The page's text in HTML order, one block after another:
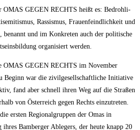
OMAS GEGEN RECHTS heißt es: Bedroh­li­
Ras­sis­mus, Frau­en­feind­lich­keit und
benannt und im Kon­kre­ten auch der poli­ti­sche
orga­ni­siert werden.
OMAS GEGEN RECHTS im Novem­ber
Beginn war die zivil­ge­sell­schaft­li­che Initia­ti­ve
fand aber schnell ihren Weg auf die Stra­ßen
von Öster­reich gegen Rechts ein­zu­tre­ten.
ers­ten Regio­nal­grup­pen der Omas in
Bam­ber­ger Able­gers, der heu­te knapp 20